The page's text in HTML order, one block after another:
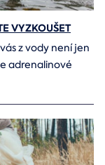
VYZKOUŠET
z vody není jen
adrenalinové